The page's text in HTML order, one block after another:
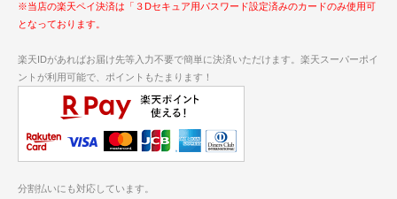
※当店の楽天ペイ決済は「３Dセキュア用パスワード設定済みのカードのみ使用可
となっております。
楽天IDがあればお届け先等入力不要で簡単に決済いただけます。楽天スーパーポイ
ントが利用可能で、ポイントもたまります！
分割払いにも対応しています。